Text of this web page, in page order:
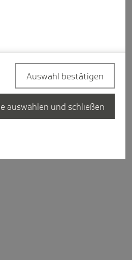
Auswahl bestätigen
auswählen und schließen